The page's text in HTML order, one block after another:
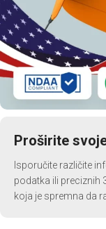
Proširite
Isporučite različite
podatka ili
koja je spremna da